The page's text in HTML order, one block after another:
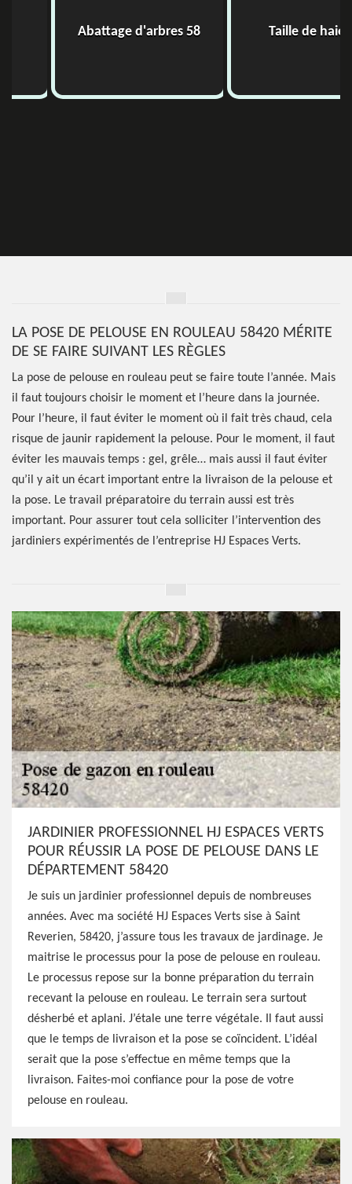
Abattage d'arbres 58 Taille de haie
LA POSE DE PELOUSE EN ROULEAU 58420 MÉRITE
DE SE FAIRE SUIVANT LES RÈGLES
La pose de pelouse en rouleau peut se faire toute l’année. Mais
il faut toujours choisir le moment et l’heure dans la journée.
Pour l’heure, il faut éviter le moment où il fait très chaud, cela
risque de jaunir rapidement la pelouse. Pour le moment, il faut
éviter les mauvais temps : gel, grêle… mais aussi il faut éviter
qu’il y ait un écart important entre la livraison de la pelouse et
la pose. Le travail préparatoire du terrain aussi est très
important. Pour assurer tout cela solliciter l’intervention des
jardiniers expérimentés de l’entreprise HJ Espaces Verts.
JARDINIER PROFESSIONNEL HJ ESPACES VERTS
POUR RÉUSSIR LA POSE DE PELOUSE DANS LE
DÉPARTEMENT 58420
Je suis un jardinier professionnel depuis de nombreuses
années. Avec ma société HJ Espaces Verts sise à Saint
Reverien, 58420, j’assure tous les travaux de jardinage. Je
maitrise le processus pour la pose de pelouse en rouleau.
Le processus repose sur la bonne préparation du terrain
recevant la pelouse en rouleau. Le terrain sera surtout
désherbé et aplani. J’étale une terre végétale. Il faut aussi
que le temps de livraison et la pose se coïncident. L’idéal
serait que la pose s’effectue en même temps que la
livraison. Faites-moi confiance pour la pose de votre
pelouse en rouleau.